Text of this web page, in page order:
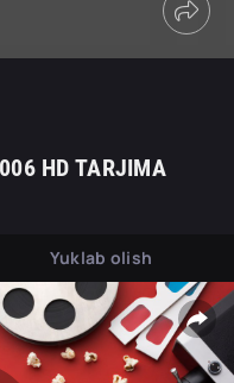
HD TARJIMA
Yuklab olish